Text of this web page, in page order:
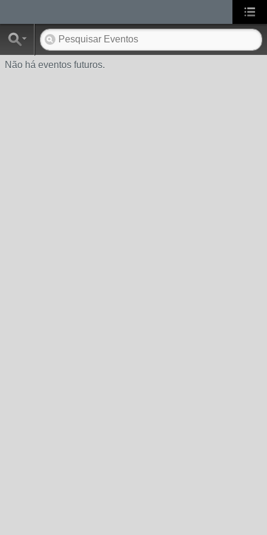
Não há eventos futuros.